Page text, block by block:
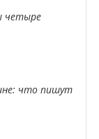
четыре
что пишут